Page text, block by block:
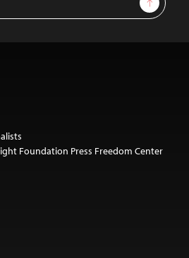
Foundation Press Freedom Center